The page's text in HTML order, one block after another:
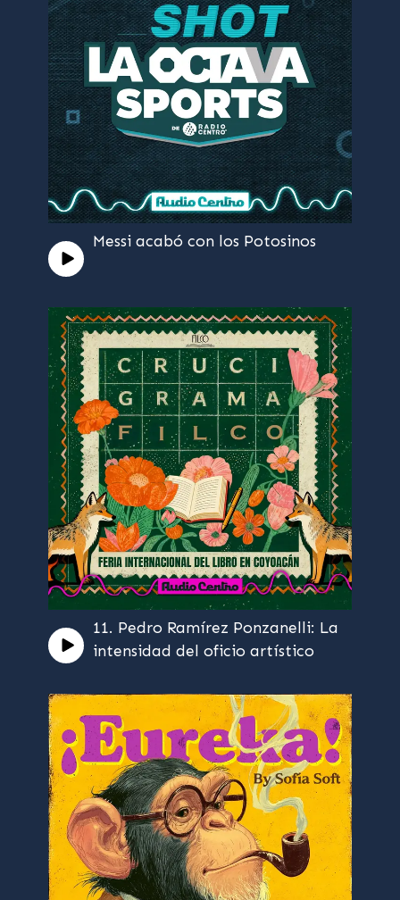
Messi acabó con los Potosinos
11. Pedro Ramírez Ponzanelli: La
intensidad del oficio artístico